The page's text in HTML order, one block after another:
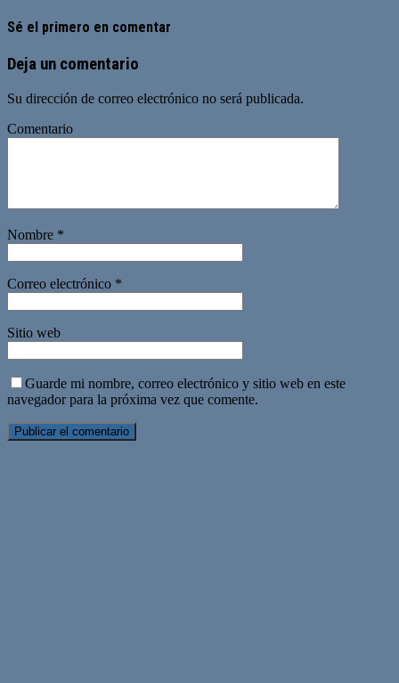
Sé el primero en comentar
Deja un comentario
Su dirección de correo electrónico no será publicada.
Comentario
Nombre *
Correo electrónico *
Sitio web
Guarde mi nombre, correo electrónico y sitio web en este
navegador para la próxima vez que comente.